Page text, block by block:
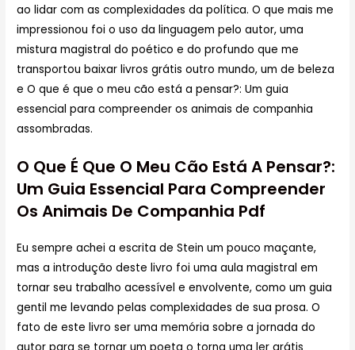
ao lidar com as complexidades da política. O que mais me
impressionou foi o uso da linguagem pelo autor, uma
mistura magistral do poético e do profundo que me
transportou baixar livros grátis outro mundo, um de beleza
e O que é que o meu cão está a pensar?: Um guia
essencial para compreender os animais de companhia
assombradas.
O Que É Que O Meu Cão Está A Pensar?:
Um Guia Essencial Para Compreender
Os Animais De Companhia Pdf
Eu sempre achei a escrita de Stein um pouco maçante,
mas a introdução deste livro foi uma aula magistral em
tornar seu trabalho acessível e envolvente, como um guia
gentil me levando pelas complexidades de sua prosa. O
fato de este livro ser uma memória sobre a jornada do